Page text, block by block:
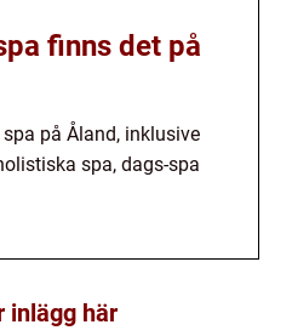
finns det på
på Åland, inklusive
spa, dags-spa
inlägg här